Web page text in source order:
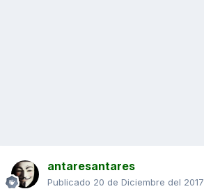
antaresantares
Publicado 20 de Diciembre del 2017